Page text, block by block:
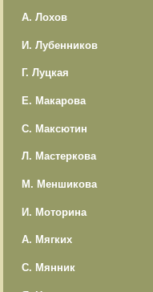
А. Лохов
И. Лубенников
Г. Луцкая
Е. Макарова
С. Максютин
Л. Мастеркова
М. Меншикова
И. Моторина
А. Мягких
С. Мянник